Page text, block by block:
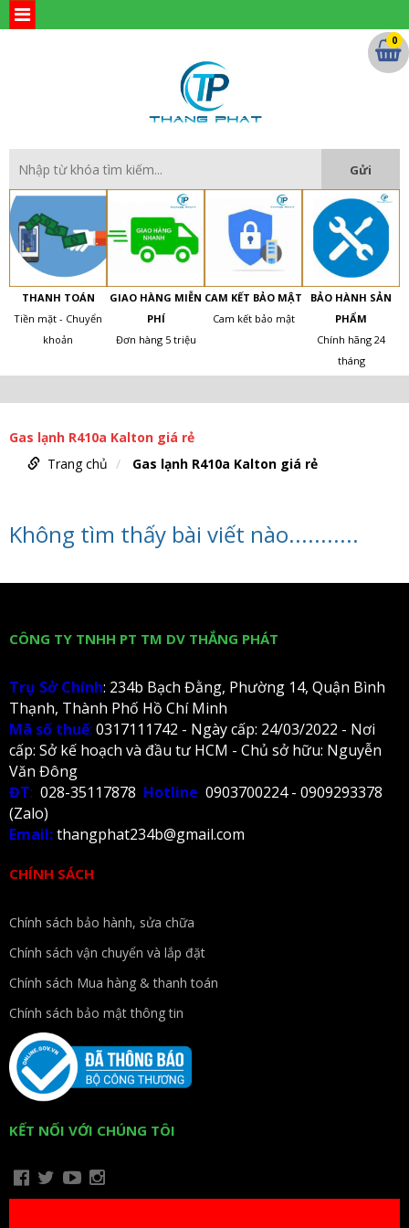
THANH TOÁN
Tiền mặt - Chuyển
khoản
GIAO HÀNG MIỄN
PHÍ
Đơn hàng 5 triệu
CAM KẾT BẢO MẬT
Cam kết bảo mật
BẢO HÀNH SẢN
PHẨM
Chính hãng 24
tháng
0
Gas lạnh R410a Kalton giá rẻ
Trang chủ
Gas lạnh R410a Kalton giá rẻ
Không tìm thấy bài viết nào...........
CÔNG TY TNHH PT TM DV THẮNG PHÁT
Trụ Sở Chính: 234b Bạch Đằng, Phường 14, Quận Bình
Thạnh, Thành Phố Hồ Chí Minh
Mã số thuế: 0317111742 - Ngày cấp: 24/03/2022 - Nơi
cấp: Sở kế hoạch và đầu tư HCM - Chủ sở hữu: Nguyễn
Văn Đông
ĐT: 028-35117878 Hotline 0903700224 - 0909293378
(Zalo)
Email:thangphat234b@gmail.com
CHÍNH SÁCH
Chính sách bảo hành, sửa chữa
Chính sách vận chuyển và lắp đặt
Chính sách Mua hàng & thanh toán
Chính sách bảo mật thông tin
KẾT NỐI VỚI CHÚNG TÔI